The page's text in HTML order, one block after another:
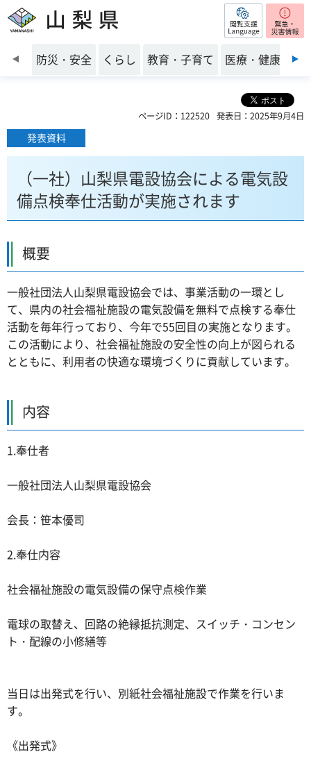
山梨県 閲覧支援
前のスライドを表示
防災・安全 くらし 教育・子育て 医療・健康・福
ページID：122520 発表日：2025年9月4日
発表資料
（一社）山梨県電設協会による電気設
備点検奉仕活動が実施されます
概要
一般社団法人山梨県電設協会では、事業活動の一環とし
て、県内の社会福祉施設の電気設備を無料で点検する奉仕
活動を毎年行っており、今年で55回目の実施となります。
この活動により、社会福祉施設の安全性の向上が図られる
とともに、利用者の快適な環境づくりに貢献しています。
内容
1.奉仕者
一般社団法人山梨県電設協会
会長：笹本優司
2.奉仕内容
社会福祉施設の電気設備の保守点検作業
電球の取替え、回路の絶縁抵抗測定、スイッチ・コンセン
ト・配線の小修繕等
当日は出発式を行い、別紙社会福祉施設で作業を行いま
す。
《出発式》